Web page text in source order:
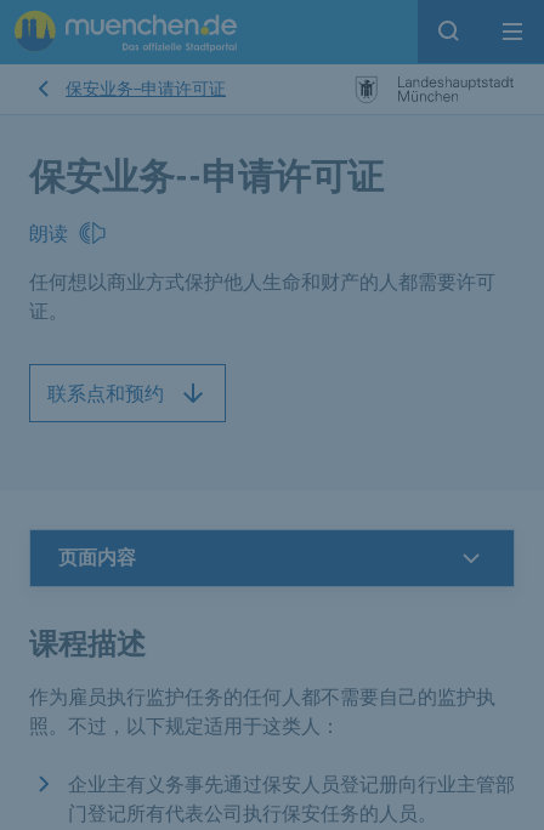
Open
保安业务--申请许可证
保安业务--申请许可证
朗读
任何想以商业方式保护他人生命和财产的人都需要许可
证。
联系点和预约
页面内容
课程描述
作为雇员执行监护任务的任何人都不需要自己的监护执
照。不过，以下规定适用于这类人：
企业主有义务事先通过保安人员登记册向行业主管部
门登记所有代表公司执行保安任务的人员。